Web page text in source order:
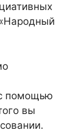
помощью
вы